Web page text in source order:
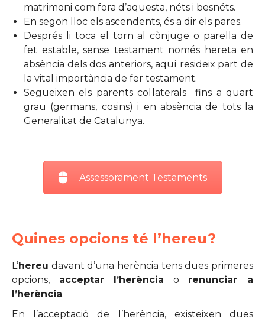
matrimoni com fora d’aquesta, néts i besnéts.
En segon lloc els ascendents, és a dir els pares.
Després li toca el torn al cònjuge o parella de
fet estable, sense testament només hereta en
absència dels dos anteriors, aquí resideix part de
la vital importància de fer testament.
Segueixen els parents col·laterals fins a quart
grau (germans, cosins) i en absència de tots la
Generalitat de Catalunya.
Assessorament Testaments
Quines opcions té l’hereu?
L’hereu davant d’una herència tens dues primeres
opcions, acceptar l’herència o renunciar a
l’herència.
En l’acceptació de l’herència, existeixen dues